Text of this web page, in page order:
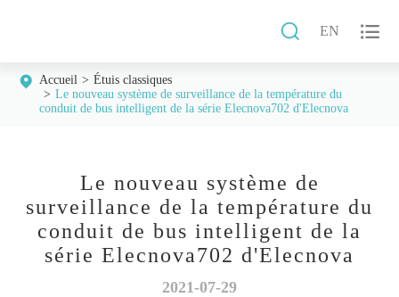
 EN 
Accueil
Étuis classiques
Le nouveau système de surveillance de la température du
conduit de bus intelligent de la série Elecnova702 d'Elecnova
Le nouveau système de
surveillance de la température du
conduit de bus intelligent de la
série Elecnova702 d'Elecnova
2021-07-29